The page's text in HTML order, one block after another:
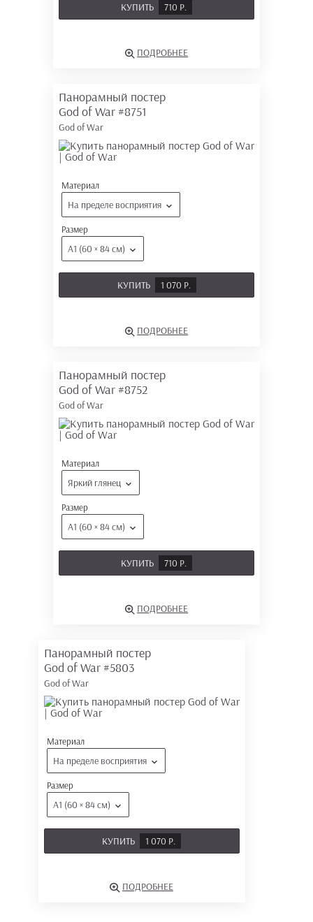
КУПИТЬ 710 Р.
ПОДРОБНЕЕ
Панорамный постер
God of War #8751
God of War
Материал
На пределе восприятия
Размер
А1 (60 × 84 см)
КУПИТЬ 1 070 Р.
ПОДРОБНЕЕ
Панорамный постер
God of War #8752
God of War
Материал
Яркий глянец
Размер
А1 (60 × 84 см)
КУПИТЬ 710 Р.
ПОДРОБНЕЕ
Панорамный постер
God of War #5803
God of War
Материал
На пределе восприятия
Размер
А1 (60 × 84 см)
КУПИТЬ 1 070 Р.
ПОДРОБНЕЕ